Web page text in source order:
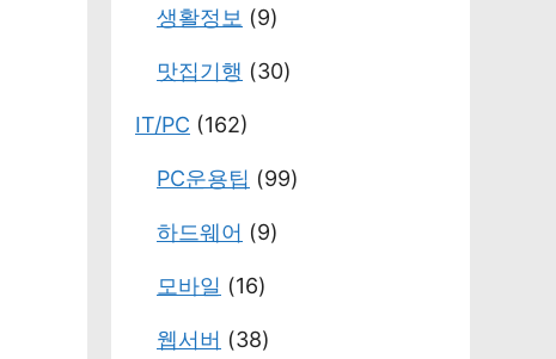
생활정보 (9)
맛집기행 (30)
IT/PC (162)
PC운용팁 (99)
하드웨어 (9)
모바일 (16)
웹서버 (38)